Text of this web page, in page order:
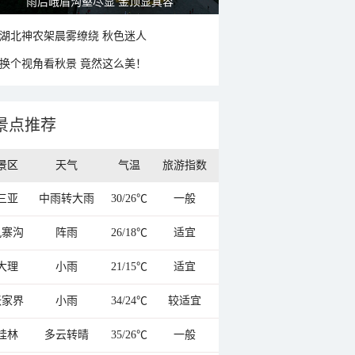
湖北神农架晨雾缭绕 秋色迷人
换个视角看秋景 竟然这么美！
点推荐
区 天气 气温 旅游指数
亚 中雨转大雨 30/26℃ 一般
沟 阵雨 26/18℃ 适宜
理 小雨 21/15℃ 适宜
界 小雨 34/24℃ 较适宜
林 多云转晴 35/26℃ 一般